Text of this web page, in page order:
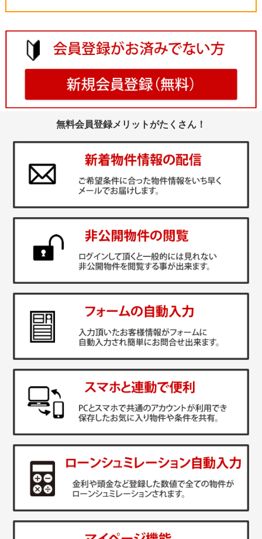
無料会員登録メリットがたくさん！